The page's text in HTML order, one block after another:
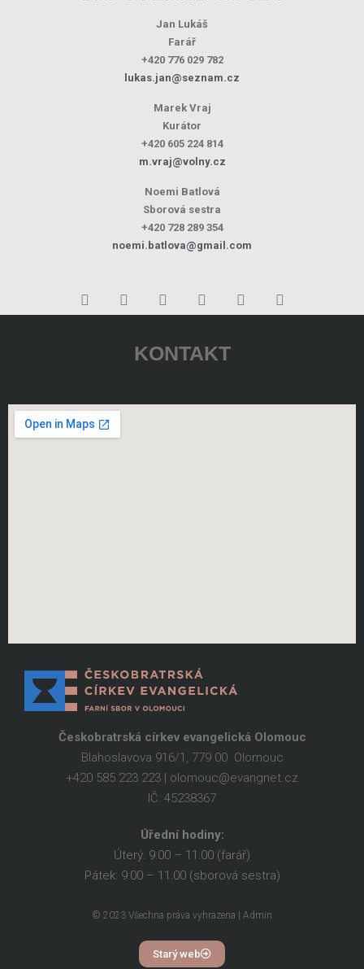
Jan Lukáš
Farář
+420 776 029 782
lukas.jan@seznam.cz
Marek Vraj
Kurátor
+420 605 224 814
m.vraj@volny.cz
Noemi Batlová
Sborová sestra
+420 728 289 354
noemi.batlova@gmail.com
KONTAKT
Českobratrská církev evangelická Olomouc
Blahoslavova 916/1, 779 00 Olomouc
+420 585 223 223 | olomouc@evangnet.cz
IČ: 45238367
Úřední hodiny:
Úterý: 9:00 – 11:00 (farář)
Pátek: 9:00 – 11:00 (sborová sestra)
© 2023 Všechna práva vyhrazena | Admin
Starý web